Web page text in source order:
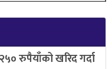
रुपैयाँको खरिद गर्दा